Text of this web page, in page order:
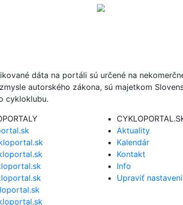
dáta na portáli sú určené na
autorského zákona, sú majetkom
cykloklubu.
Aktuality
Kalendár
Kontakt
Info
Upraviť